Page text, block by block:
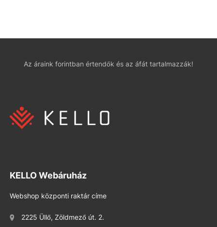
Az áraink forintban értendők és az áfát tartalmazzák!
KELLO Webáruház
Webshop központi raktár címe
2225 Üllő, Zöldmező út. 2.